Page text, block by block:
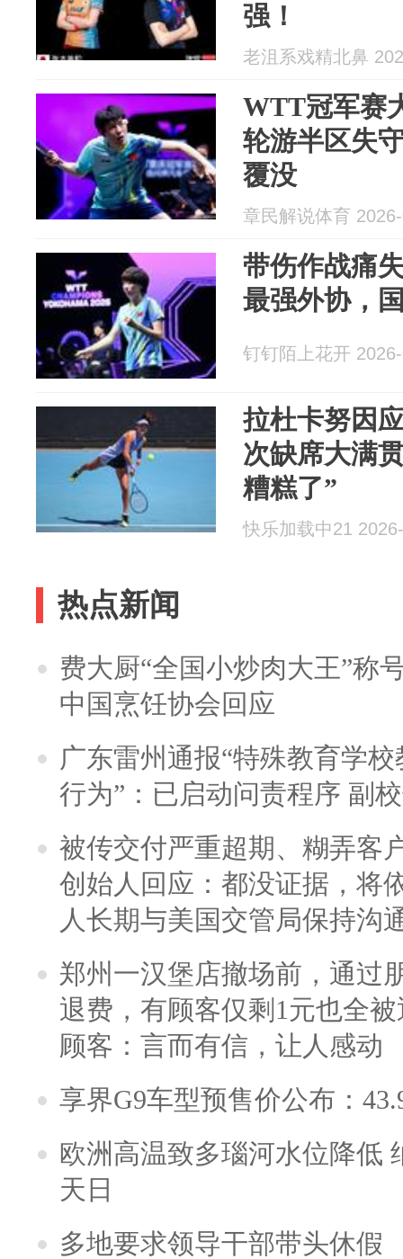
强！
老沮系戏精北鼻
WTT冠军赛
轮游半区失
覆没
章民解说体育
带伤作战痛
最强外协，
钉钉陌上花开
拉杜卡努因
次缺席大满
糟糕了”
快乐加载中21
热点新闻
费大厨“全国小炒肉大王”称
中国烹饪协会回应
广东雷州通报“特殊教育学
行为”：已启动问责程序 副
被传交付严重超期、糊弄客
创始人回应：都没证据，将
人长期与美国交管局保持沟
郑州一汉堡店撤场前，通过
退费，有顾客仅剩1元也全
顾客：言而有信，让人感动
享界G9车型预售价公布：
欧洲高温致多瑙河水位降低
天日
多地要求领导干部带头休假